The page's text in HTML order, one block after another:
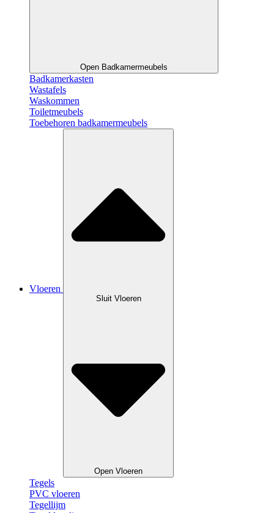
Open Badkamermeubels
Badkamerkasten
Wastafels
Waskommen
Toiletmeubels
Toebehoren badkamermeubels
Vloeren
Sluit Vloeren
Open Vloeren
Tegels
PVC vloeren
Tegellijm